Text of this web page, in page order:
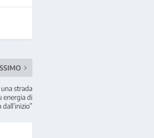
una strada
energia di
dall’inizio”